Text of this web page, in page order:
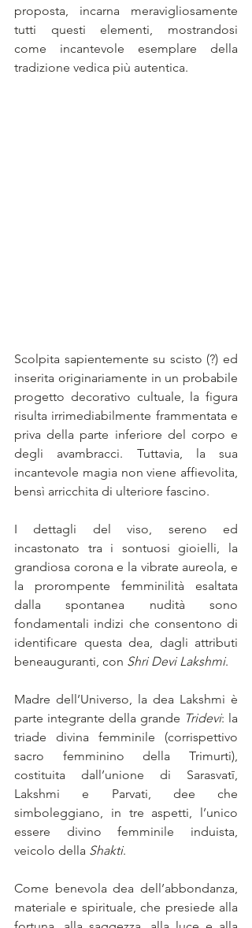
proposta, incarna meravigliosamente
tutti questi elementi, mostrandosi
come incantevole esemplare della
tradizione vedica più autentica.
Scolpita sapientemente su scisto (?) ed
inserita originariamente in un probabile
progetto decorativo cultuale, la figura
risulta irrimediabilmente frammentata e
priva della parte inferiore del corpo e
degli avambracci. Tuttavia, la sua
incantevole magia non viene affievolita,
bensì arricchita di ulteriore fascino.
I dettagli del viso, sereno ed
incastonato tra i sontuosi gioielli, la
grandiosa corona e la vibrate aureola, e
la prorompente femminilità esaltata
dalla spontanea nudità sono
fondamentali indizi che consentono di
identificare questa dea, dagli attributi
beneauguranti, con Shri Devi Lakshmi.
Madre dell’Universo, la dea Lakshmi è
parte integrante della grande Tridevi: la
triade divina femminile (corrispettivo
sacro femminino della Trimurti),
costituita dall’unione di Sarasvatī,
Lakshmi e Parvati, dee che
simboleggiano, in tre aspetti, l’unico
essere divino femminile induista,
veicolo della Shakti.
Come benevola dea dell’abbondanza,
materiale e spirituale, che presiede alla